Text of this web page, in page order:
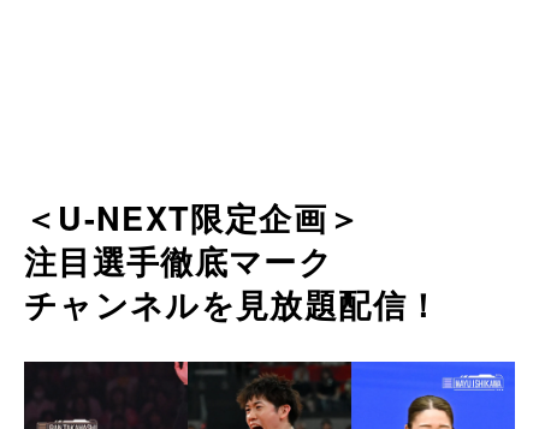
＜U-NEXT限定企画＞
注目選手徹底マーク
チャンネルを見放題配信！